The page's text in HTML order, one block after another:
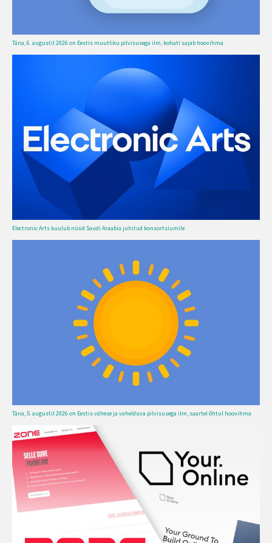
Täna, 6. augustil 2026 on Eestis muutliku pilvisusega ilm, kohati sajab hoovihma
Electronic Arts kuulub nüüd Saudi Araabia juhitud konsortsiumile
Täna, 5. augustil 2026 on Eestis vähese ja vahelduva pilvisusega ilm, saartel õhtul hoovihma